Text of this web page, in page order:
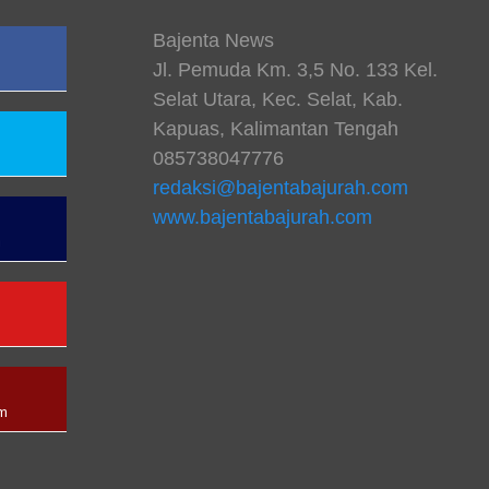
Bajenta News
Jl. Pemuda Km. 3,5 No. 133 Kel.
Selat Utara, Kec. Selat, Kab.
Kapuas, Kalimantan Tengah
085738047776
redaksi@bajentabajurah.com
www.bajentabajurah.com